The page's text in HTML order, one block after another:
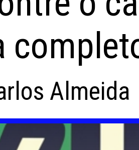
Almeida